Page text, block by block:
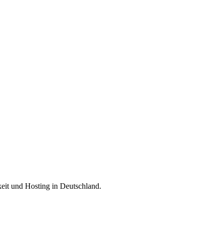
und Hosting in Deutschland.